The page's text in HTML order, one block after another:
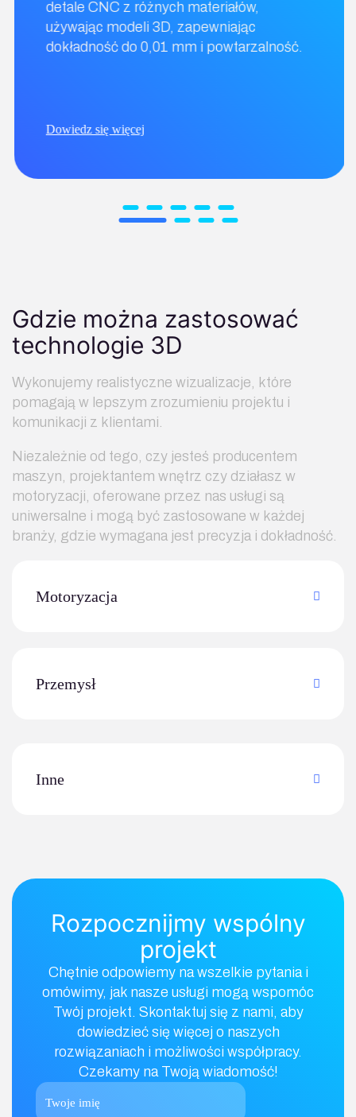
detale CNC z różnych materiałów,
używając modeli 3D, zapewniając
dokładność do 0,01 mm i powtarzalność.
Dowiedz się więcej
Gdzie można zastosować
technologie 3D
Wykonujemy realistyczne wizualizacje, które
pomagają w lepszym zrozumieniu projektu i
komunikacji z klientami.
Niezależnie od tego, czy jesteś producentem
maszyn, projektantem wnętrz czy działasz w
motoryzacji, oferowane przez nas usługi są
uniwersalne i mogą być zastosowane w każdej
branży, gdzie wymagana jest precyzja i dokładność.
Motoryzacja
Przemysł
Inne
Rozpocznijmy wspólny
projekt
Chętnie odpowiemy na wszelkie pytania i
omówimy, jak nasze usługi mogą wspomóc
Twój projekt. Skontaktuj się z nami, aby
dowiedzieć się więcej o naszych
rozwiązaniach i możliwości współpracy.
Czekamy na Twoją wiadomość!